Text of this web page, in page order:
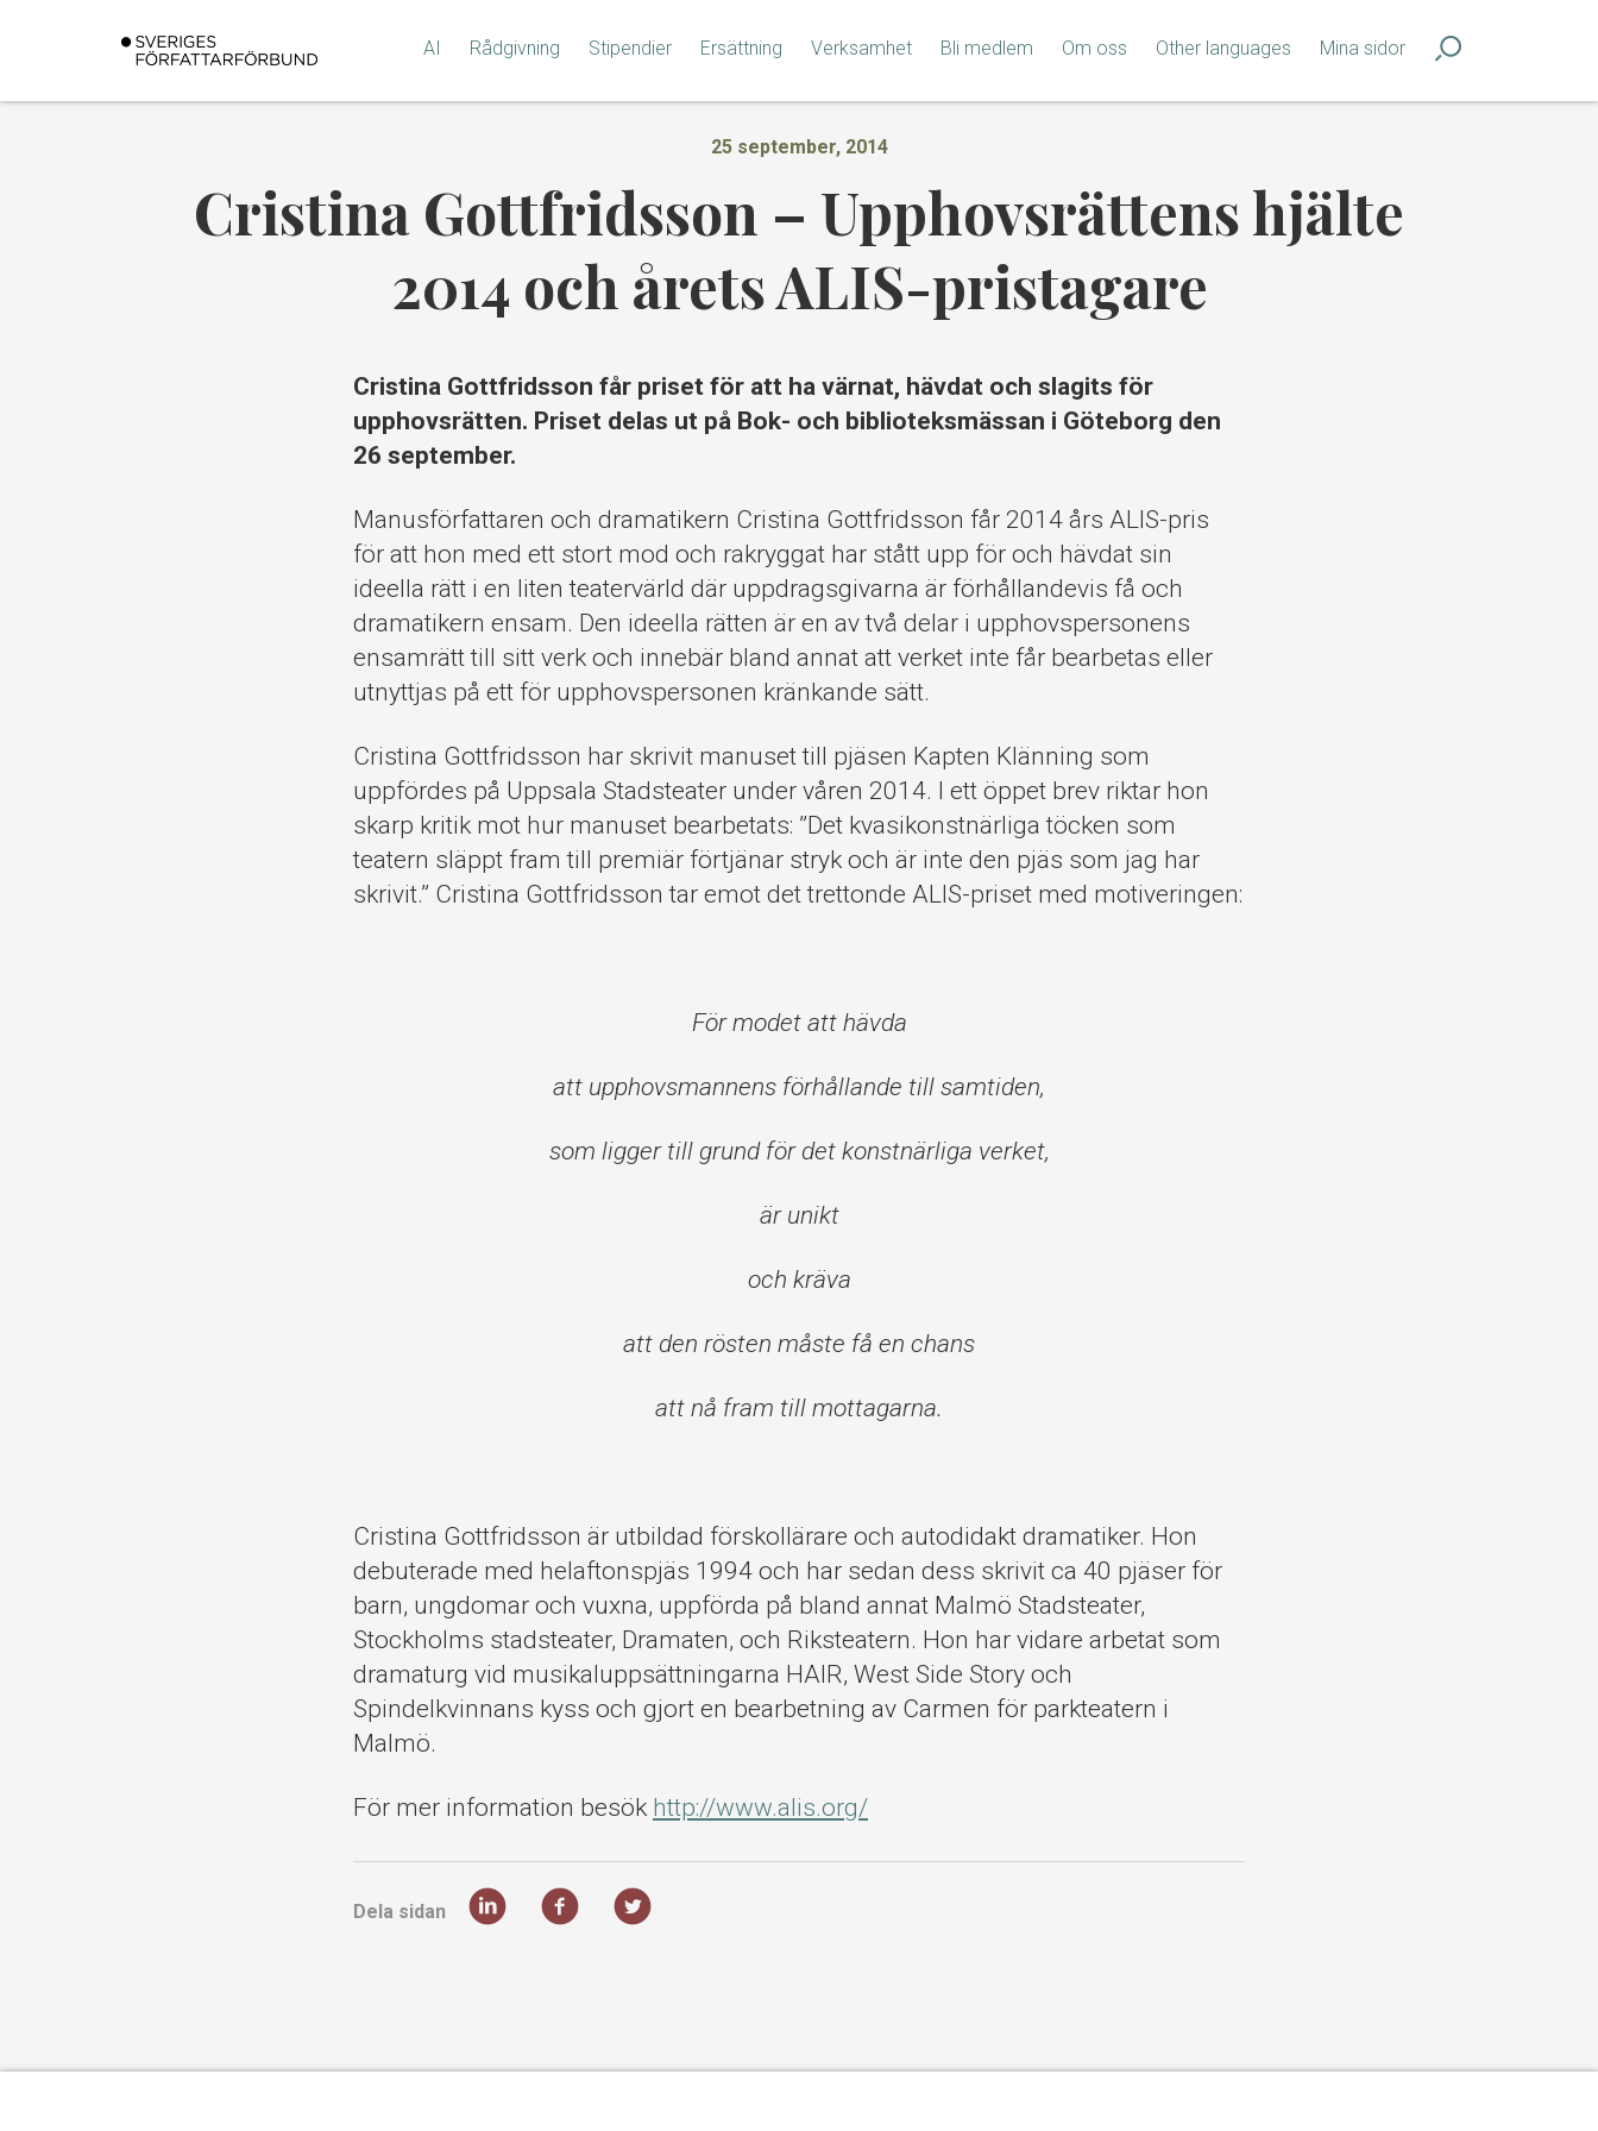
AI Rådgivning Stipendier Ersättning Verksamhet Bli medlem Om oss Other languages Mina sidor
25 september, 2014
Cristina Gottfridsson – Upphovsrättens hjälte
2014 och årets ALIS-pristagare
Cristina Gottfridsson får priset för att ha värnat, hävdat och slagits för
upphovsrätten. Priset delas ut på Bok- och biblioteksmässan i Göteborg den
26 september.
Manusförfattaren och dramatikern Cristina Gottfridsson får 2014 års ALIS-pris
för att hon med ett stort mod och rakryggat har stått upp för och hävdat sin
ideella rätt i en liten teatervärld där uppdragsgivarna är förhållandevis få och
dramatikern ensam. Den ideella rätten är en av två delar i upphovspersonens
ensamrätt till sitt verk och innebär bland annat att verket inte får bearbetas eller
utnyttjas på ett för upphovspersonen kränkande sätt.
Cristina Gottfridsson har skrivit manuset till pjäsen Kapten Klänning som
uppfördes på Uppsala Stadsteater under våren 2014. I ett öppet brev riktar hon
skarp kritik mot hur manuset bearbetats: ”Det kvasikonstnärliga töcken som
teatern släppt fram till premiär förtjänar stryk och är inte den pjäs som jag har
skrivit.” Cristina Gottfridsson tar emot det trettonde ALIS-priset med motiveringen:
För modet att hävda
att upphovsmannens förhållande till samtiden,
som ligger till grund för det konstnärliga verket,
är unikt
och kräva
att den rösten måste få en chans
att nå fram till mottagarna.
Cristina Gottfridsson är utbildad förskollärare och autodidakt dramatiker. Hon
debuterade med helaftonspjäs 1994 och har sedan dess skrivit ca 40 pjäser för
barn, ungdomar och vuxna, uppförda på bland annat Malmö Stadsteater,
Stockholms stadsteater, Dramaten, och Riksteatern. Hon har vidare arbetat som
dramaturg vid musikaluppsättningarna HAIR, West Side Story och
Spindelkvinnans kyss och gjort en bearbetning av Carmen för parkteatern i
Malmö.
För mer information besök http://www.alis.org/
Dela sidan